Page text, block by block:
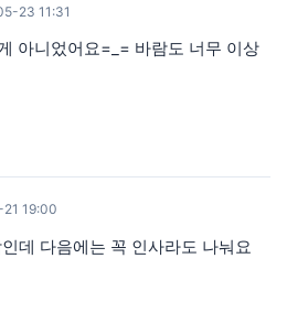
23 11:31
아니었어요=_= 바람도 너무 이상
19:00
데 다음에는 꼭 인사라도 나눠요